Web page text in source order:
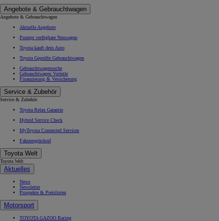
Angebote & Gebrauchtwagen
Angebote & Gebrauchtwagen
Aktuelle Angebote
Prompt verfügbare Neuwagen
Toyota kauft dein Auto
Toyota Geprüfte Gebrauchtwagen
Gebrauchtwagensuche
Gebrauchtwagen Vorteile
Finanzierung & Versicherung
Service & Zubehör
Service & Zubehör
Toyota Relax Garantie
Hybrid Service Check
MyToyota Connected Services
Fahrzeugrückruf
Toyota Welt
Toyota Welt
Aktuelles
News
Newsletter
Prospekte & Preislisten
Motorsport
TOYOTA GAZOO Racing